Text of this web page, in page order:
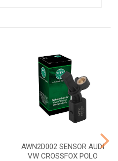
AWN2D002 SENSOR AUDI
VW CROSSFOX POLO